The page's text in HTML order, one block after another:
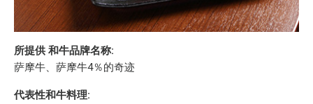
所提供 和牛品牌名称:
萨摩牛、萨摩牛4％的奇迹
代表性和牛料理: